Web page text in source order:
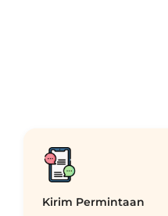
Kirim Permintaan